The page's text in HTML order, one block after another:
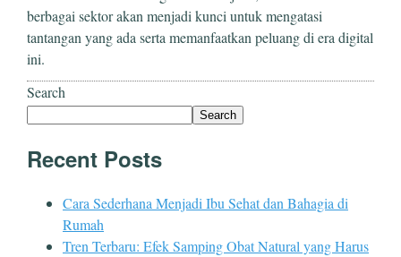
berbagai sektor akan menjadi kunci untuk mengatasi
tantangan yang ada serta memanfaatkan peluang di era digital
ini.
Search
Search
Recent Posts
Cara Sederhana Menjadi Ibu Sehat dan Bahagia di
Rumah
Tren Terbaru: Efek Samping Obat Natural yang Harus